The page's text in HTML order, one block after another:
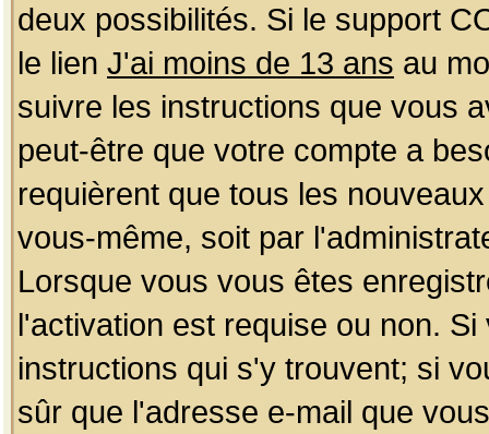
deux possibilités. Si le support
le lien J'ai moins de 13 ans au
suivre les instructions que vous
peut-être que votre compte a
requièrent que tous les
vous-même, soit par
Lorsque vous vous êtes
l'activation est requise ou non.
instructions qui s'y trouvent; si
sûr que l'adresse e-mail que